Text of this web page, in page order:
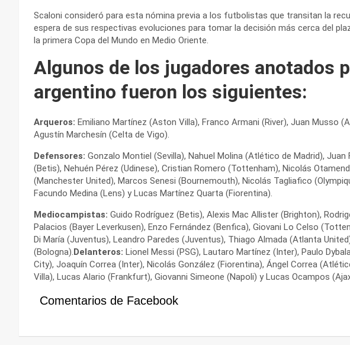
Scaloni consideró para esta nómina previa a los futbolistas que transitan la
espera de sus respectivas evoluciones para tomar la decisión más cerca del
la primera Copa del Mundo en Medio Oriente.
Algunos de los jugadores anotados
argentino fueron los siguientes:
Arqueros: Emiliano Martínez (Aston Villa), Franco Armani (River), Juan Musso
Agustín Marchesín (Celta de Vigo).
Defensores: Gonzalo Montiel (Sevilla), Nahuel Molina (Atlético de Madrid), Juan
(Betis), Nehuén Pérez (Udinese), Cristian Romero (Tottenham), Nicolás
(Manchester United), Marcos Senesi (Bournemouth), Nicolás Tagliafico
Facundo Medina (Lens) y Lucas Martínez Quarta (Fiorentina).
Mediocampistas: Guido Rodríguez (Betis), Alexis Mac Allister (Brighton),
Palacios (Bayer Leverkusen), Enzo Fernández (Benfica), Giovani Lo Celso
Di María (Juventus), Leandro Paredes (Juventus), Thiago Almada (Atlanta
(Bologna).Delanteros: Lionel Messi (PSG), Lautaro Martínez (Inter), Paulo
City), Joaquín Correa (Inter), Nicolás González (Fiorentina), Ángel Correa
Villa), Lucas Alario (Frankfurt), Giovanni Simeone (Napoli) y Lucas Ocampos
Comentarios de Facebook